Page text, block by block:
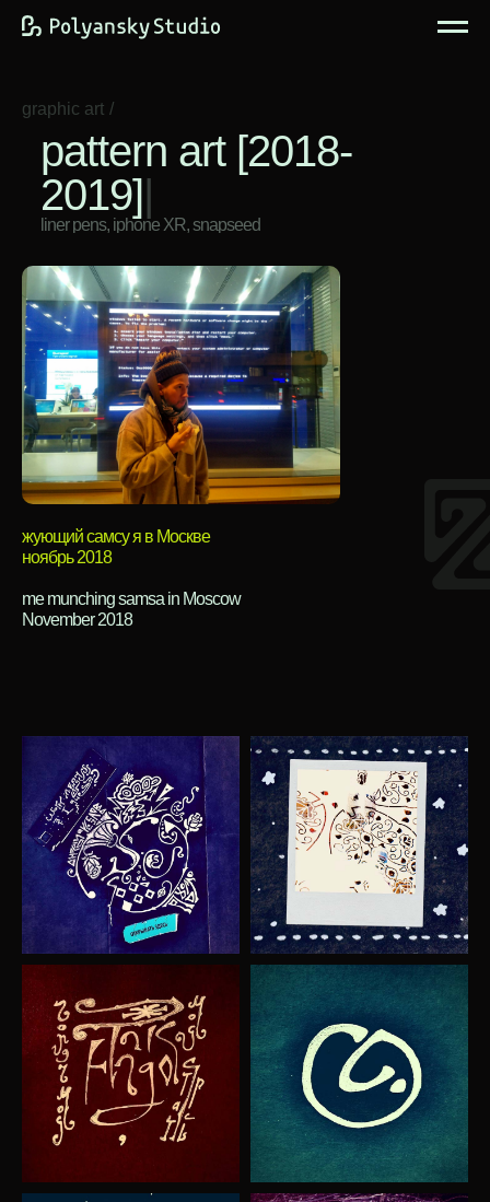
graphic art /
pattern art [2018-
2019]|
liner pens, iphone XR, snapseed
жующий самсу я в Москве
ноябрь 2018
me munching samsa in Moscow
November 2018